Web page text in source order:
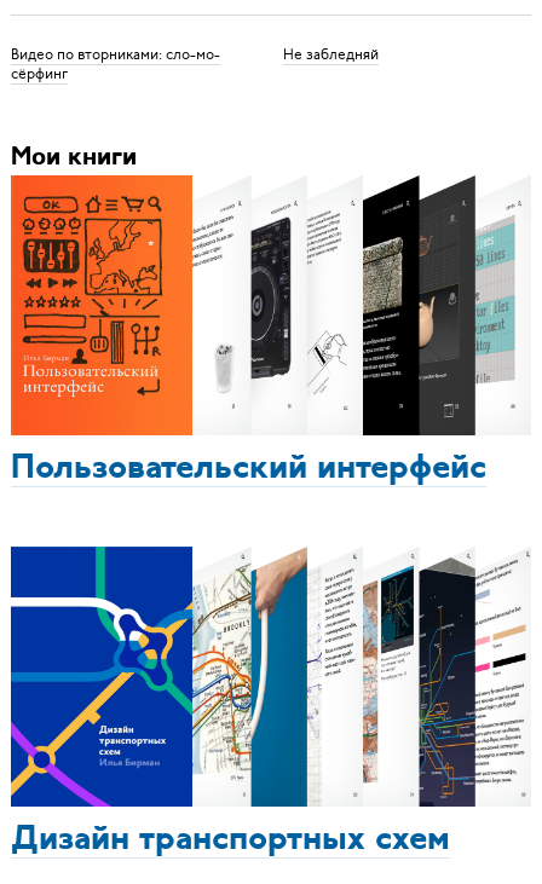
Видео по вторниками: сло-мо-
сёрфинг
Не забледняй
Мои книги
Пользовательский интерфейс
Дизайн транспортных схем